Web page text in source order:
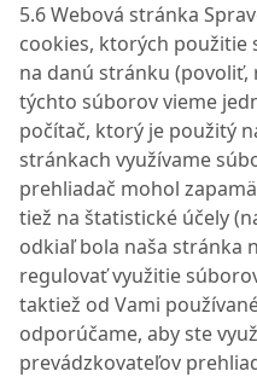
5.6 Webová stránka
cookies, ktorých použitie
na danú stránku
týchto súborov vieme
počítač, ktorý je použitý
stránkach využívame
prehliadač mohol
tiež na štatistické účely
odkiaľ bola naša stránka
regulovať využitie
taktiež od Vami
odporúčame, aby ste
prevádzkovateľov